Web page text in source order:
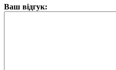
Ваш відгук: